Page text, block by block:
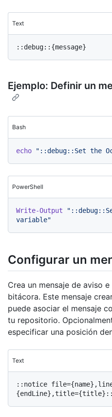
Text
Ejemplo: Definir un
Bash
echo "::debug::Set the
PowerShell
Write-Output
variable"
Configurar un
Crea un mensaje de aviso
bitácora. Este mensaje
puede asociar el mensaje
tu repositorio.
especificar una posición
Text
::notice